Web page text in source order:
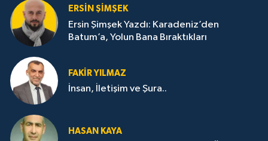
ERSIN ŞIMŞEK
Ersin Şimşek Yazdı: Karadeniz’den
Batum’a, Yolun Bana Bıraktıkları
FAKIR YILMAZ
İnsan, İletişim ve Şura..
HASAN KAYA